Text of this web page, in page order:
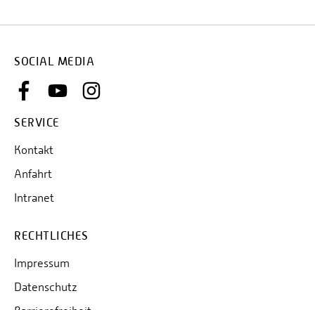
SOCIAL MEDIA
SERVICE
Kontakt
Anfahrt
Intranet
RECHTLICHES
Impressum
Datenschutz